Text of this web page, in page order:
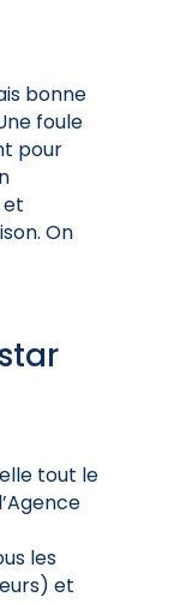
bonne
foule
pour
et
On
tout le
les
et